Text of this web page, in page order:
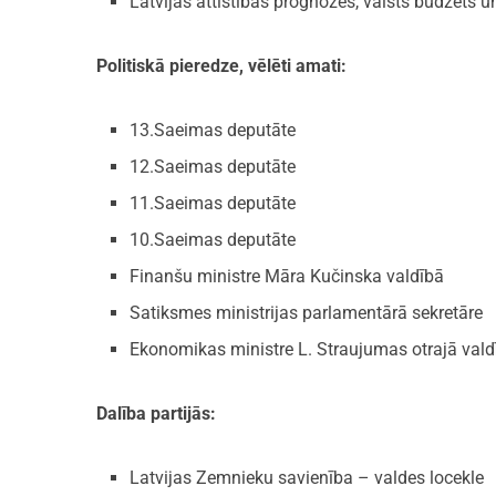
Politiskā pieredze, vēlēti amati:
13.Saeimas deputāte
12.Saeimas deputāte
11.Saeimas deputāte
10.Saeimas deputāte
Finanšu ministre Māra Kučinska valdībā
Satiksmes ministrijas parlamentārā sekretāre
Ekonomikas ministre L. Straujumas otrajā
Dalība partijās:
Latvijas Zemnieku savienība – valdes locekle